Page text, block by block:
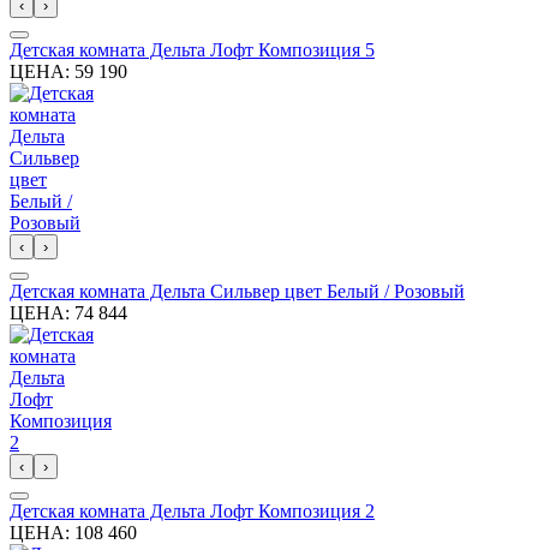
‹ ›
Детская комната Дельта Лофт Композиция 5
ЦЕНА: 59 190
‹ ›
Детская комната Дельта Сильвер цвет Белый / Розовый
ЦЕНА: 74 844
‹ ›
Детская комната Дельта Лофт Композиция 2
ЦЕНА: 108 460